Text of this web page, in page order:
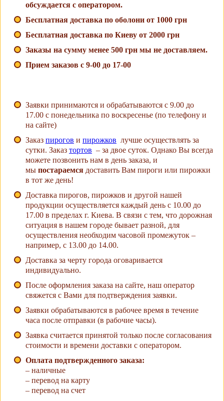
обсуждается с оператором.
Бесплатная доставка по оболони от 1000 грн
Бесплатная доставка по Киеву от 2000 грн
Заказы на сумму менее 500 грн мы не доставляем.
Прием заказов с 9-00 до 17-00
Заявки принимаются и обрабатываются с 9.00 до
17.00 с понедельника по воскресенье (по телефону и
на сайте)
Заказ пирогов и пирожков лучше осуществлять за
сутки. Заказ тортов – за двое суток. Однако Вы всегда
можете позвонить нам в день заказа, и
мы постараемся доставить Вам пироги или пирожки
в тот же день!
Доставка пирогов, пирожков и другой нашей
продукции осуществляется каждый день с 10.00 до
17.00 в пределах г. Киева. В связи с тем, что дорожная
ситуация в нашем городе бывает разной, для
осуществления необходим часовой промежуток –
например, с 13.00 до 14.00.
Доставка за черту города оговаривается
индивидуально.
После оформления заказа на сайте, наш оператор
свяжется с Вами для подтверждения заявки.
Заявки обрабатываются в рабочее время в течение
часа после отправки (в рабочие часы).
Заявка считается принятой только после согласования
стоимости и времени доставки с оператором.
Оплата подтвержденного заказа:
– наличные
– перевод на карту
– перевод на счет